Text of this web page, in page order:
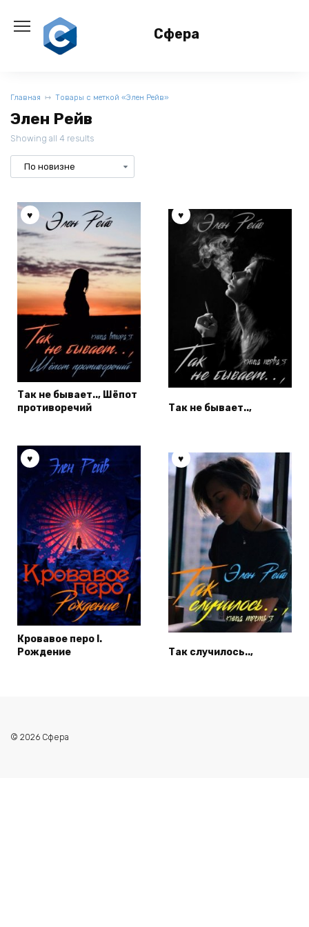
содержанию
Сфера
Главная Товары с меткой «Элен Рейв»
Элен Рейв
Showing all 4 results
Так не бывает.., Шёпот
противоречий
Так не бывает..,
Кровавое перо I.
Рождение
Так случилось..,
© 2026 Сфера